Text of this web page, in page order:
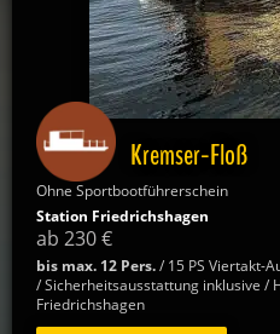
Kremser-Floß
Ohne Sportbootführerschein
Station Friedrichshagen
ab 230 €
bis max. 12 Pers./ 15 PS Viertakt-
/ Sicherheitsausstattung inklusive /
Friedrichshagen